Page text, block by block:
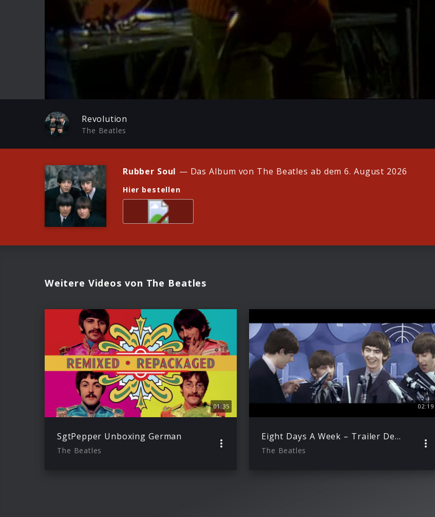
Revolution
The Beatles
Rubber Soul — Das Album von The Beatles ab dem 6. August 2026
Hier bestellen
Weitere Videos von The Beatles
01:35
SgtPepper Unboxing German
The Beatles
02:19
Eight Days A Week – Trailer Deutsch
The Beatles